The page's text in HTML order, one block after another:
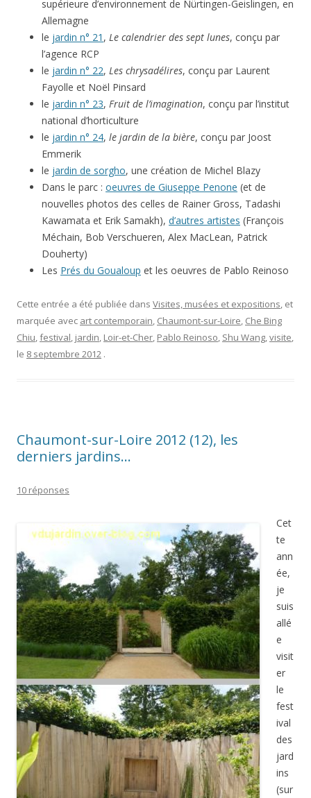
supérieure d’environnement de Nürtingen-Geislingen, en
Allemagne
le jardin n° 21 , Le calendrier des sept lunes, conçu par
l’agence RCP
le jardin n° 22, Les chrysadélires, conçu par Laurent
Fayolle et Noël Pinsard
le jardin n° 23, Fruit de l’imagination, conçu par l’institut
national d’horticulture
le jardin n° 24, le jardin de la bière, conçu par Joost
Emmerik
le jardin de sorgho, une création de Michel Blazy
Dans le parc : oeuvres de Giuseppe Penone (et de
nouvelles photos des celles de Rainer Gross, Tadashi
Kawamata et Erik Samakh), d’autres artistes (François
Méchain, Bob Verschueren, Alex MacLean, Patrick
Douherty)
Les Prés du Goualoup et les oeuvres de Pablo Reinoso
Cette entrée a été publiée dans Visites, musées et expositions, et
marquée avec art contemporain, Chaumont-sur-Loire, Che Bing
Chiu,festival, jardin, Loir-et-Cher, Pablo Reinoso, Shu Wang,visite,
le 8 septembre 2012 .
Chaumont-sur-Loire 2012 (12), les
derniers jardins…
10 réponses
Cet
te
ann
ée,
je
suis
allé
e
visit
er
le
fest
ival
des
jard
ins
(sur